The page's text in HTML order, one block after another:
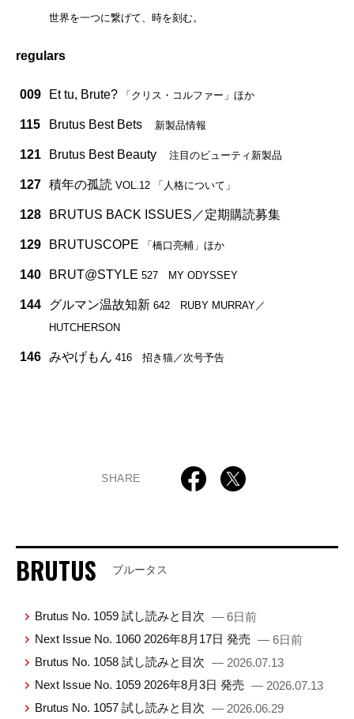
世界を一つに繋げて、時を刻む。
regulars
009 Et tu, Brute? 「クリス・コルファー」ほか
115 Brutus Best Bets 新製品情報
121 Brutus Best Beauty 注目のビューティ新製品
127 積年の孤読 VOL.12 「人格について」
128 BRUTUS BACK ISSUES／定期購読募集
129 BRUTUSCOPE 「橋口亮輔」ほか
140 BRUT@STYLE 527 MY ODYSSEY
144 グルマン温故知新 642 RUBY MURRAY／
HUTCHERSON
146 みやげもん 416 招き猫／次号予告
SHARE
BRUTUS ブルータス
Brutus No. 1059 試し読みと目次 — 6日前
Next Issue No. 1060 2026年8月17日 発売 — 6日前
Brutus No. 1058 試し読みと目次 — 2026.07.13
Next Issue No. 1059 2026年8月3日 発売 — 2026.07.13
Brutus No. 1057 試し読みと目次 — 2026.06.29